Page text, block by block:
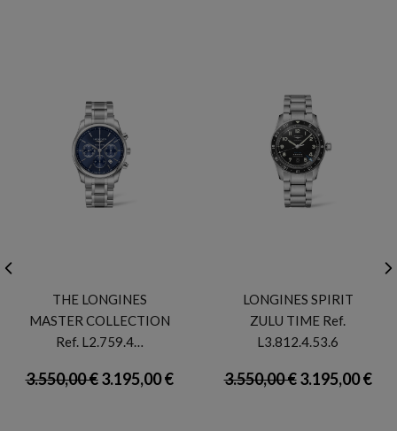
THE LONGINES
MASTER COLLECTION
Ref. L2.759.4…
3.550,00 €3.195,00 €
LONGINES SPIRIT
ZULU TIME Ref.
L3.812.4.53.6
3.550,00 €3.195,00 €